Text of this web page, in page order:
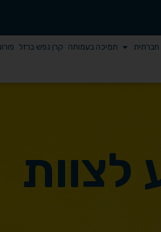
חברתית תמיכה בעמותה קרן נפש ברזל
לצוות